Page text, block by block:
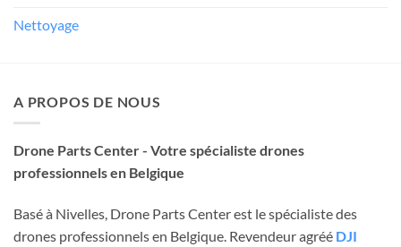
Nettoyage
A PROPOS DE NOUS
Drone Parts Center - Votre spécialiste drones
professionnels en Belgique
Basé à Nivelles, Drone Parts Center est le spécialiste des
drones professionnels en Belgique. Revendeur agréé DJI